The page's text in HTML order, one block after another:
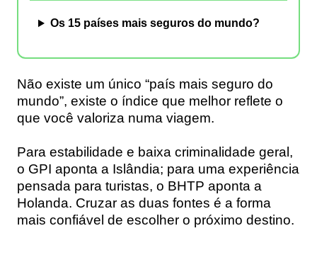
Os 15 países mais seguros do mundo?
Não existe um único “país mais seguro do
mundo”, existe o índice que melhor reflete o
que você valoriza numa viagem.
Para estabilidade e baixa criminalidade geral,
o GPI aponta a Islândia; para uma experiência
pensada para turistas, o BHTP aponta a
Holanda. Cruzar as duas fontes é a forma
mais confiável de escolher o próximo destino.